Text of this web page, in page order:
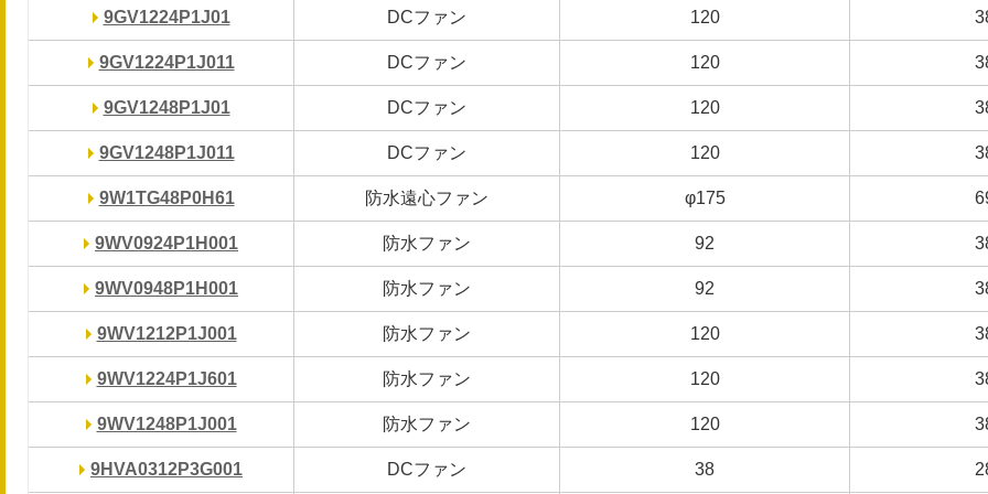
9GV1224P1J01 DCファン 120
9GV1224P1J011 DCファン 120
9GV1248P1J01 DCファン 120
9GV1248P1J011 DCファン 120
9W1TG48P0H61 防水遠心ファン φ175
9WV0924P1H001 防水ファン 92
9WV0948P1H001 防水ファン 92
9WV1212P1J001 防水ファン 120
9WV1224P1J601 防水ファン 120
9WV1248P1J001 防水ファン 120
9HVA0312P3G001 DCファン 38
9GV1224P1J01 DCファン 120
9GV1224P1J011 DCファン 120
9GV1248P1J01 DCファン 120
9GV1248P1J011 DCファン 120
9W1TG48P0H61 防水遠心ファン φ175
9WV0924P1H001 防水ファン 92
9WV0948P1H001 防水ファン 92
9WV1212P1J001 防水ファン 120
9WV1224P1J601 防水ファン 120
9WV1248P1J001 防水ファン 120
9HVA0312P3G001 DCファン 38